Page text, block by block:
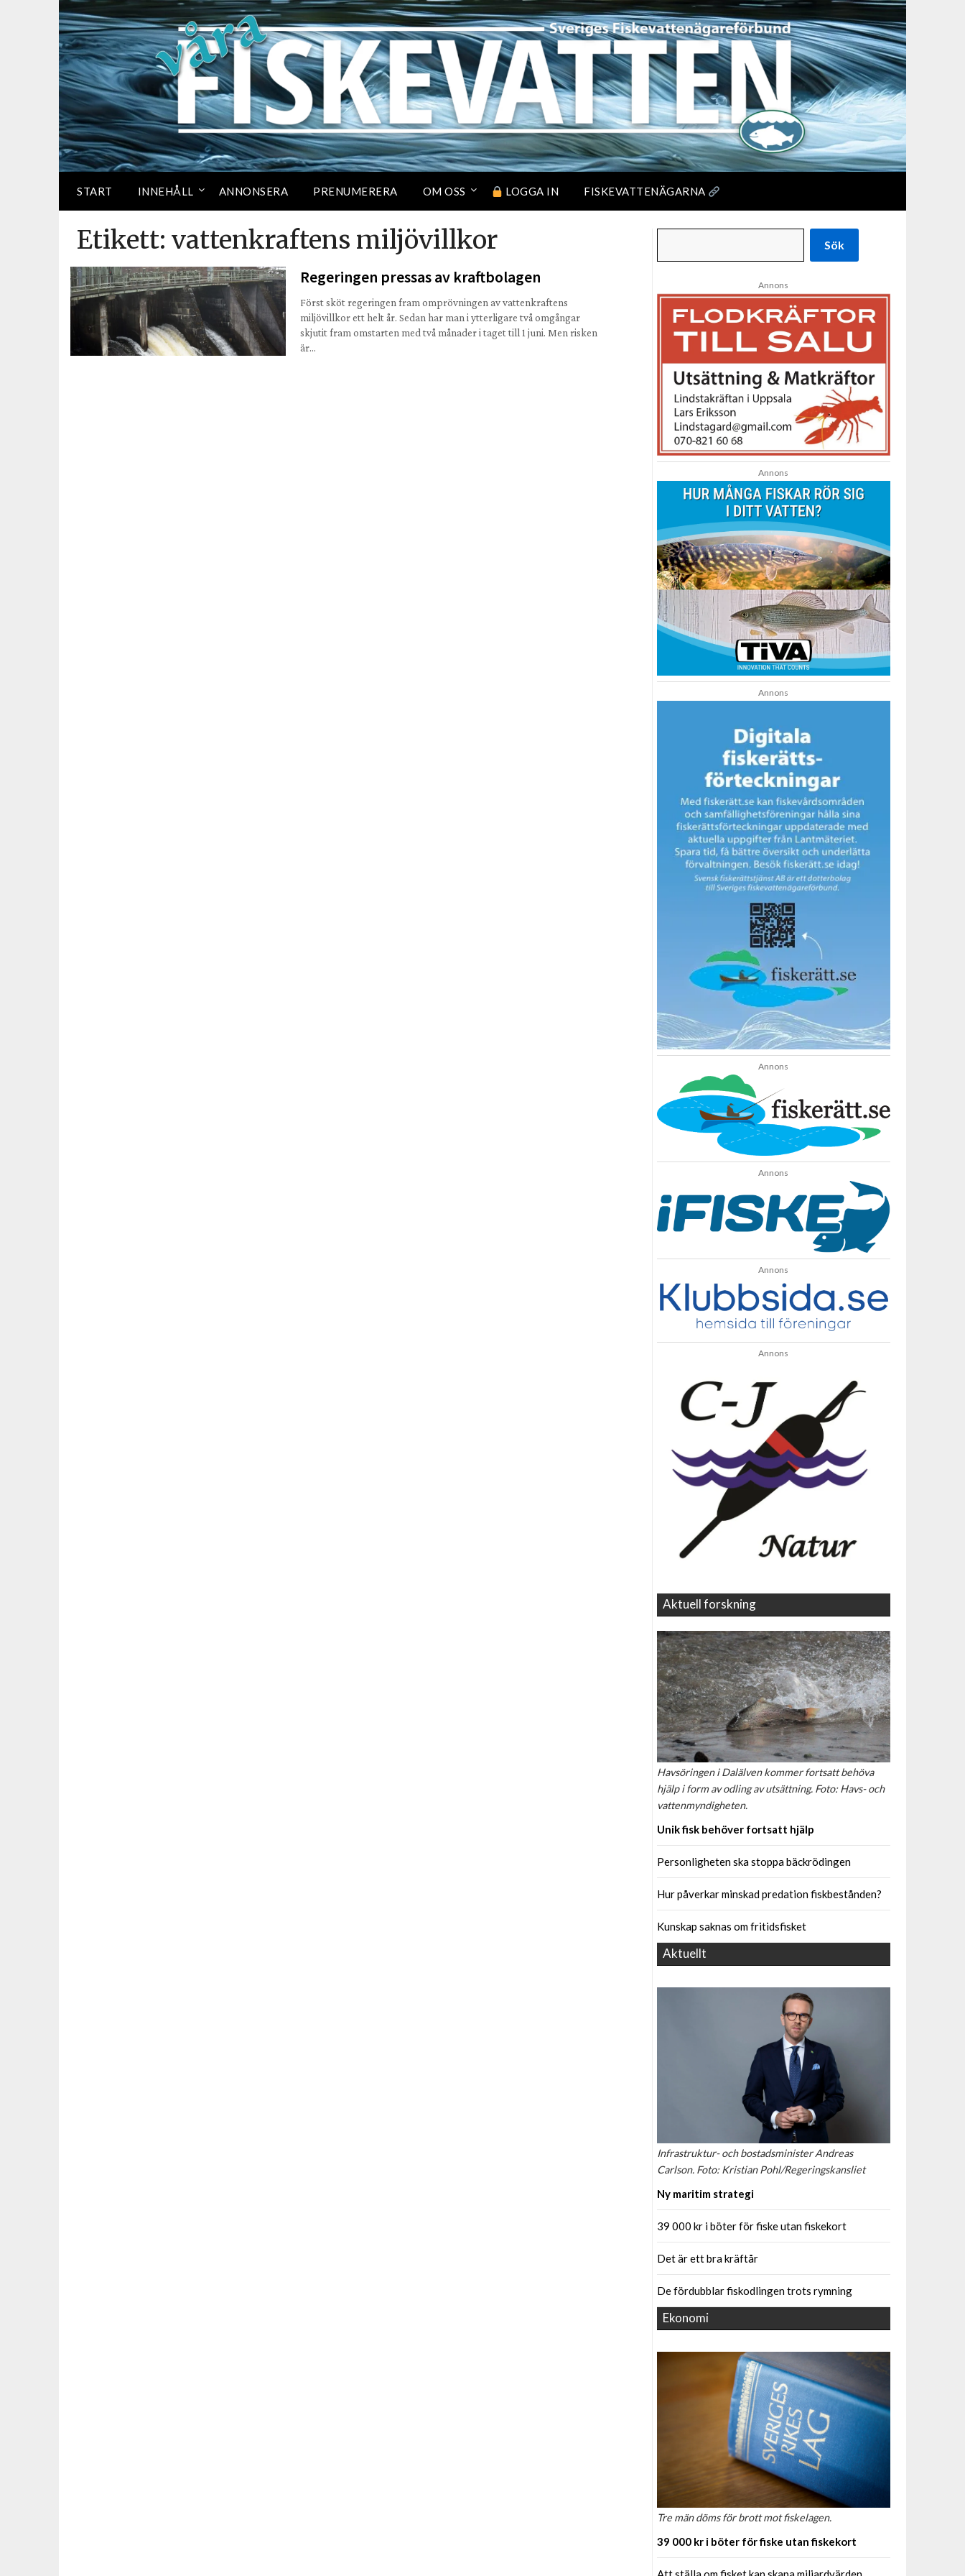
START INNEHÅLL ANNONSERA PRENUMERERA OM OSS LOGGA IN FISKEVATTENÄGARNA
Etikett: vattenkraftens miljövillkor
Regeringen pressas av kraftbolagen
Först sköt regeringen fram omprövningen av vattenkraftens
miljövillkor ett helt år. Sedan har man i ytterligare två omgångar
skjutit fram omstarten med två månader i taget till 1 juni. Men risken
är…
Sök
Annons
Annons
Annons
Annons
Annons
Annons
Annons
Aktuell forskning
Havsöringen i Dalälven kommer fortsatt behöva
hjälp i form av odling av utsättning. Foto: Havs- och
vattenmyndigheten.
Unik fisk behöver fortsatt hjälp
Personligheten ska stoppa bäckrödingen
Hur påverkar minskad predation fiskbestånden?
Kunskap saknas om fritidsfisket
Aktuellt
Infrastruktur- och bostadsminister Andreas
Carlson. Foto: Kristian Pohl/Regeringskansliet
Ny maritim strategi
39 000 kr i böter för fiske utan fiskekort
Det är ett bra kräftår
De fördubblar fiskodlingen trots rymning
Ekonomi
Tre män döms för brott mot fiskelagen.
39 000 kr i böter för fiske utan fiskekort